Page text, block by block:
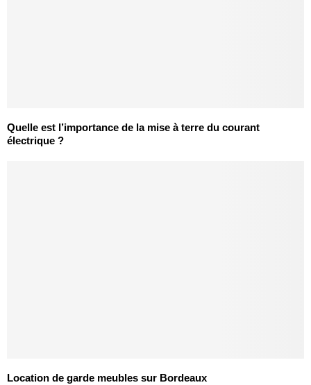
Quelle est l’importance de la mise à terre du courant
électrique ?
Location de garde meubles sur Bordeaux